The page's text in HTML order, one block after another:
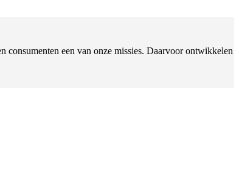
consumenten een van onze missies. Daarvoor ontwikkelen